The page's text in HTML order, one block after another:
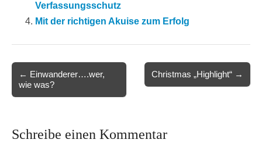
Verfassungsschutz
Mit der richtigen Akuise zum Erfolg
navigation
← Einwanderer….wer,
wie was?
Christmas „Highlight“ →
Schreibe einen Kommentar